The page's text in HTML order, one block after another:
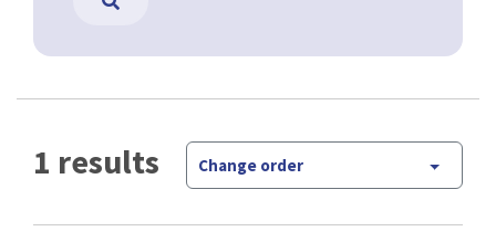
1 results Change order